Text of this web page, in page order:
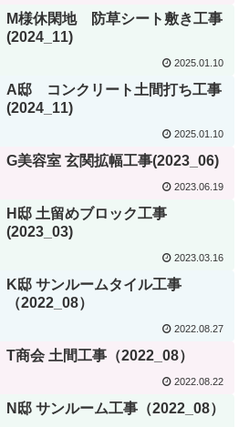
M様休閑地 防草シート敷き工事
(2024_11)
2025.01.10
A邸 コンクリート土間打ち工事
(2024_11)
2025.01.10
G美容室 玄関拡幅工事(2023_06)
2023.06.19
H邸 土留めブロック工事
(2023_03)
2023.03.16
K邸 サンルームタイル工事
（2022_08）
2022.08.27
T商会 土間工事（2022_08）
2022.08.22
N邸 サンルーム工事（2022_08）